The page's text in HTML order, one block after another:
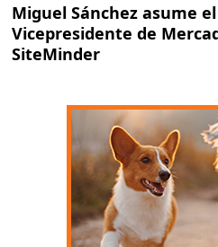
Miguel Sánchez asume
Vicepresidente de
SiteMinder